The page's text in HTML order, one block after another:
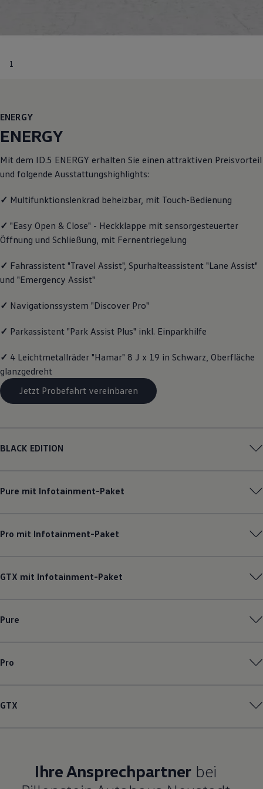
Digitale Extras
Volkswagen Apps, Login und Shop
Updates für Software, Karten und Radio
Vorgängermodelle
Volkswagen Kundenbetreuung
Warn- und Kontrollleuchten
Assistenzsysteme
Live Beratung
Lifestyle
Familie
Volkswagen R
Pannen- und Unfallhilfe
1
ENERGY
ENERGY
Mit dem ID.5 ENERGY erhalten Sie einen attraktiven Preisvorteil
und folgende Ausstattungshighlights:
✓ Multifunktionslenkrad beheizbar, mit Touch-Bedienung
✓ "Easy Open & Close" - Heckklappe mit sensorgesteuerter
Öffnung und Schließung, mit Fernentriegelung
✓ Fahrassistent "Travel Assist", Spurhalteassistent "Lane Assist"
und "Emergency Assist"
✓ Navigationssystem "Discover Pro"
✓ Parkassistent "Park Assist Plus" inkl. Einparkhilfe
✓ 4 Leichtmetallräder "Hamar" 8 J x 19 in Schwarz, Oberfläche
glanzgedreht
Jetzt Probefahrt vereinbaren
BLACK EDITION
Pure mit Infotainment-Paket
Pro mit Infotainment-Paket
GTX mit Infotainment-Paket
Pure
Pro
GTX
Ihre Ansprechpartner bei